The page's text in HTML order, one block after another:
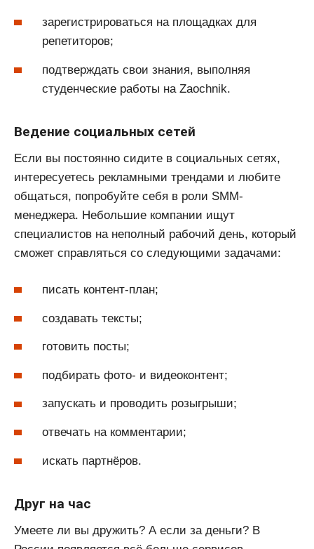
зарегистрироваться на площадках для
репетиторов;
подтверждать свои знания, выполняя
студенческие работы на Zaochnik.
Ведение социальных сетей
Если вы постоянно сидите в социальных сетях,
интересуетесь рекламными трендами и любите
общаться, попробуйте себя в роли SMM-
менеджера. Небольшие компании ищут
специалистов на неполный рабочий день, который
сможет справляться со следующими задачами:
писать контент-план;
создавать тексты;
готовить посты;
подбирать фото- и видеоконтент;
запускать и проводить розыгрыши;
отвечать на комментарии;
искать партнёров.
Друг на час
Умеете ли вы дружить? А если за деньги? В